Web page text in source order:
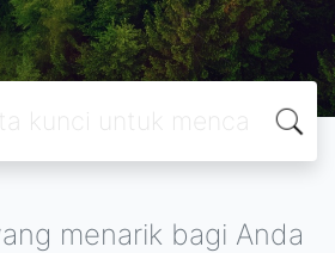
menarik bagi Anda